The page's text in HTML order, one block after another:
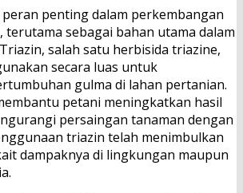
penting dalam perkembangan
sebagai bahan utama dalam
salah satu herbisida triazine,
secara luas untuk
gulma di lahan pertanian.
petani meningkatkan hasil
persaingan tanaman dengan
triazin telah menimbulkan
dampaknya di lingkungan maupun